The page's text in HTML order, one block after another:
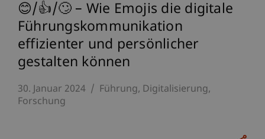
😊/👍/🙄 – Wie Emojis die digitale
Führungskommunikation
effizienter und persönlicher
gestalten können
30. Januar 2024 Führung Digitalisierung
Forschung